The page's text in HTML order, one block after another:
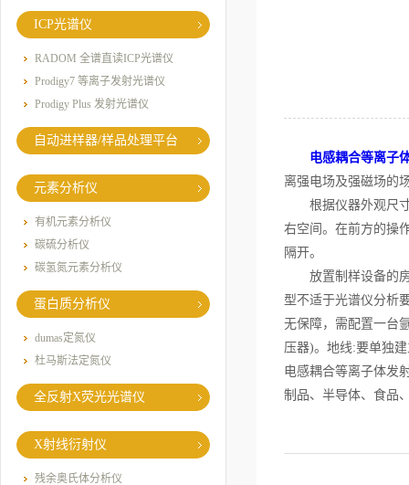
ICP光谱仪
RADOM 全谱直读ICP光谱仪
Prodigy7 等离子发射光谱仪
Prodigy Plus 发射光谱仪
自动进样器/样品处理平台
元素分析仪
有机元素分析仪
碳硫分析仪
碳氢氮元素分析仪
蛋白质分析仪
dumas定氮仪
杜马斯法定氮仪
全反射X荧光光谱仪
X射线衍射仪
残余奥氏体分析仪
电感耦合等离子
离强电场及强磁场的
根据仪器外观尺寸
右空间。在前方的操
隔开。
放置制样设备的房
型不适于光谱仪分析
无保障，需配置一台
压器)。地线:要单独
电感耦合等离子体发
制品、半导体、食品